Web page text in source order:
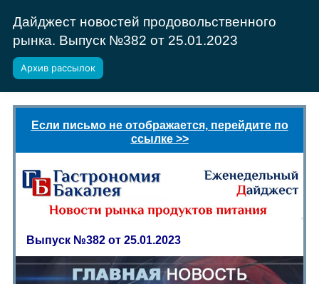
Дайджест новостей продовольственного
рынка. Выпуск №382 от 25.01.2023
Архив рассылок
Если письмо не отображается, перейдите по
ссылке >>
Выпуск №382 от 25.01.2023